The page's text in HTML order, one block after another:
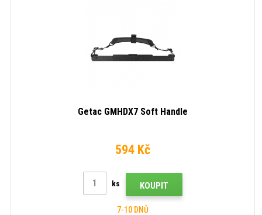
Getac GMHDX7 Soft Handle
594 Kč
ks KOUPIT
7-10 DNŮ